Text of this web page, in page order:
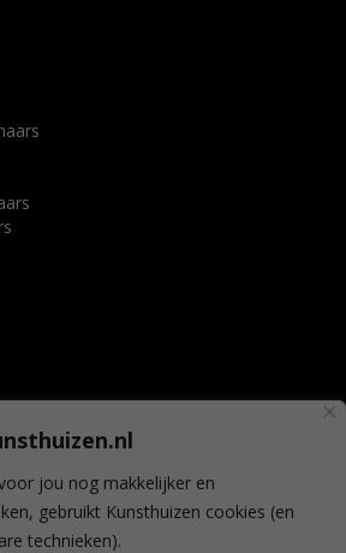
jou nog makkelijker en
gebruikt Kunsthuizen cookies (en
technieken).